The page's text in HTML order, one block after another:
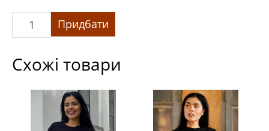
вишита
мотивом
Кричевського.
Придбати
Схожі товари